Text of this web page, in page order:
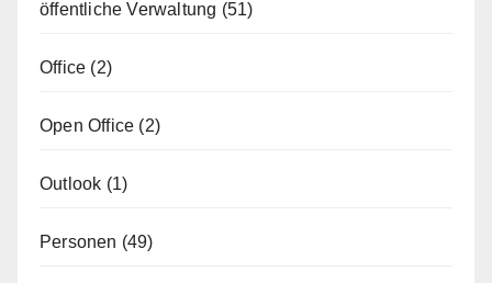
öffentliche Verwaltung (51)
Office (2)
Open Office (2)
Outlook (1)
Personen (49)